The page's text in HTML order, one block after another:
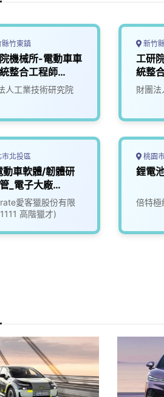
縣竹東鎮
機械所-電動車車
整合工程師
人工業技術研究院
市北投區
動車軟體/韌體研
_電子大廠
愛客獵股份有限
高階獵才)
新竹
工研
統整
財團
桃園
鋰電
倍特極